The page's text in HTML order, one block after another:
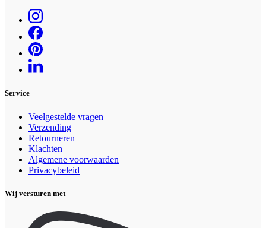
Service
Veelgestelde vragen
Verzending
Retourneren
Klachten
Algemene voorwaarden
Privacybeleid
Wij versturen met